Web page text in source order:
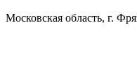
Московская область, г.